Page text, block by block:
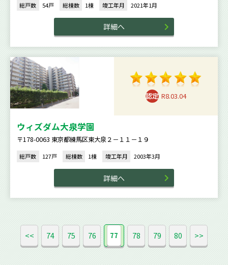
総戸数 54戸 総棟数 1棟 竣工年月 2021年1月
詳細へ
R8.03.04
ウィズダム大泉学園
〒178-0063 東京都練馬区東大泉２－１１－１９
総戸数 127戸 総棟数 1棟 竣工年月 2003年3月
詳細へ
<< 74 75 76 77 78 79 80 >>